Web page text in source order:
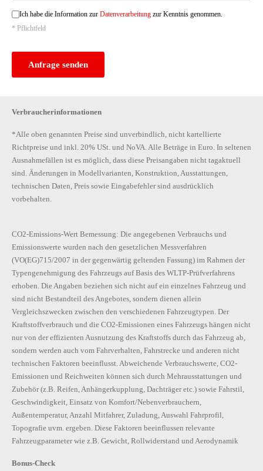
Ich habe die Information zur Datenverarbeitung zur Kenntnis genommen.
* Pflichtfeld
Anfrage senden
Verbraucherinformationen
*Alle oben genannten Preise sind unverbindlich, nicht kartellierte
Richtpreise und inkl. 20% USt. und NoVA. Alle Beträge in Euro. In seltenen
Ausnahmefällen ist es möglich, dass diese Preisangaben nicht tagaktuell
sind. Änderungen in Modellvarianten, Konstruktion, Ausstattungen,
technischen Daten, Preis sowie Eingabefehler sind ausdrücklich
vorbehalten.
CO2-Emissions-Wert Bemessung: Die angegebenen Verbrauchs und
Emissionswerte wurden nach den gesetzlichen Messverfahren
(VO(EG)715/2007 in der gegenwärtig geltenden Fassung) im Rahmen der
Typengenehmigung des Fahrzeugs auf Basis des WLTP-Prüfverfahrens
erhoben. Die Angaben beziehen sich nicht auf ein einzelnes Fahrzeug und
sind nicht Bestandteil des Angebotes, sondern dienen allein
Vergleichszwecken zwischen den verschiedenen Fahrzeugtypen. Der
Kraftstoffverbrauch und die CO2-Emissionen eines Fahrzeugs hängen nicht
nur von der effizienten Ausnutzung des Kraftstoffs durch das Fahrzeug ab,
sondern werden auch vom Fahrverhalten, Fahrstrecke und anderen nicht
technischen Faktoren beeinflusst. Abweichende Verbrauchswerte, CO2-
Emissionen und Reichweiten können sich durch Mehrausstattungen und
Zubehör (z.B. Reifen, Anhängerkupplung, Dachträger etc.) sowie Fahrstil,
Geschwindigkeit, Einsatz von Komfort/Nebenverbrauchern,
Außentemperatur, Anzahl Mitfahrer, Zuladung, Auswahl Fahrprofil,
Topografie uvm. ergeben. Diese Faktoren beeinflussen relevante
Fahrzeugparameter wie z.B. Gewicht, Rollwiderstand und Aerodynamik
Bonus-Check